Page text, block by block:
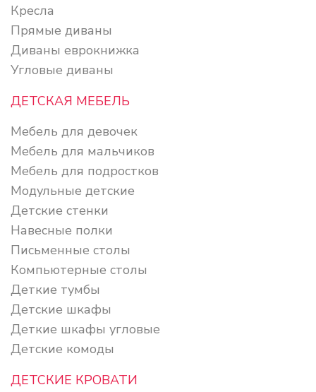
Кресла
Прямые диваны
Диваны еврокнижка
Угловые диваны
ДЕТСКАЯ МЕБЕЛЬ
Мебель для девочек
Мебель для мальчиков
Мебель для подростков
Модульные детские
Детские стенки
Навесные полки
Письменные столы
Компьютерные столы
Деткие тумбы
Детские шкафы
Деткие шкафы угловые
Детские комоды
ДЕТСКИЕ КРОВАТИ